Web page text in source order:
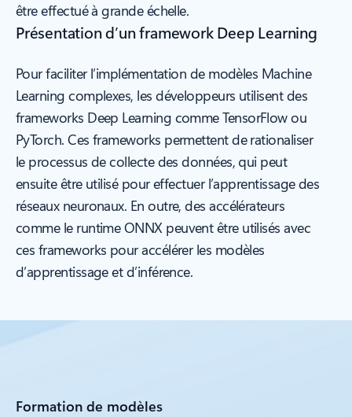
être effectué à grande échelle.
Présentation d’un framework Deep Learning
Pour faciliter l’implémentation de modèles Machine
Learning complexes, les développeurs utilisent des
frameworks Deep Learning comme TensorFlow ou
PyTorch. Ces frameworks permettent de rationaliser
le processus de collecte des données, qui peut
ensuite être utilisé pour effectuer l’apprentissage des
réseaux neuronaux. En outre, des accélérateurs
comme le runtime ONNX peuvent être utilisés avec
ces frameworks pour accélérer les modèles
d’apprentissage et d’inférence.
Formation de modèles